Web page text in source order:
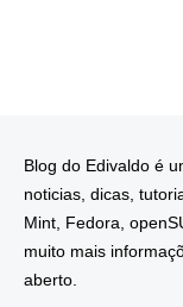
Blog do Edivaldo é
noticias, dicas,
Mint, Fedora,
muito mais
aberto.